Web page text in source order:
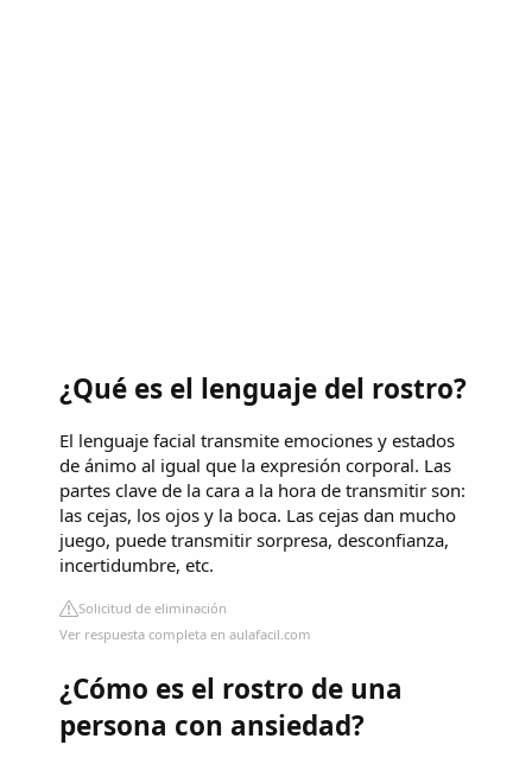
¿Qué es el lenguaje del rostro?
El lenguaje facial transmite emociones y estados
de ánimo al igual que la expresión corporal. Las
partes clave de la cara a la hora de transmitir son:
las cejas, los ojos y la boca. Las cejas dan mucho
juego, puede transmitir sorpresa, desconfianza,
incertidumbre, etc.
Solicitud de eliminación
Ver respuesta completa en aulafacil.com
¿Cómo es el rostro de una
persona con ansiedad?